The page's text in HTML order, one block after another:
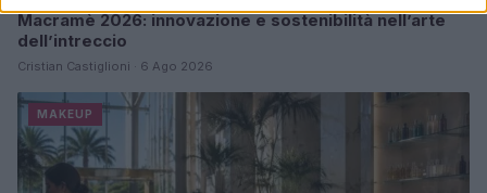
Macramè 2026: innovazione e sostenibilità nell’arte
dell’intreccio
Cristian Castiglioni · 6 Ago 2026
MAKEUP